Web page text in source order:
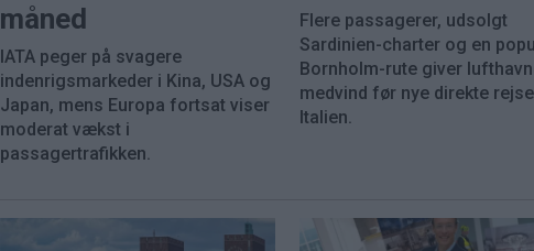
måned
IATA peger på svagere
indenrigsmarkeder i Kina, USA og
Japan, mens Europa fortsat viser
moderat vækst i
passagertrafikken.
Flere passagerer, udsolgt
Sardinien-charter og en
Bornholm-rute giver
medvind før nye direkte
Italien.